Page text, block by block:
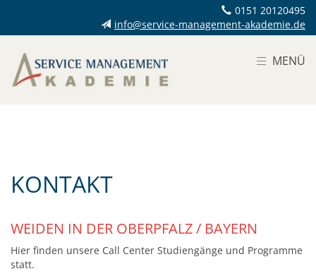
0151 20120495
info@service-management-akademie.de
MENÜ
KONTAKT
WEIDEN IN DER OBERPFALZ / BAYERN
Hier finden unsere Call Center Studiengänge und Programme
statt.